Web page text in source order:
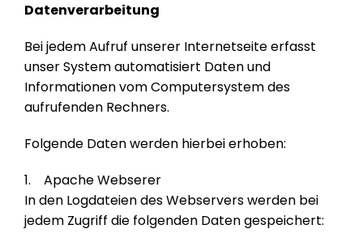
Datenverarbeitung
Bei jedem Aufruf unserer Internetseite erfasst
unser System automatisiert Daten und
Informationen vom Computersystem des
aufrufenden Rechners.
Folgende Daten werden hierbei erhoben:
1. Apache Webserer
In den Logdateien des Webservers werden bei
jedem Zugriff die folgenden Daten gespeichert: